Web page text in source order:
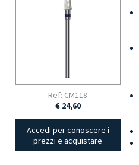
Ref: CM118
€ 24,60
Accedi per conoscere i
prezzi e acquistare